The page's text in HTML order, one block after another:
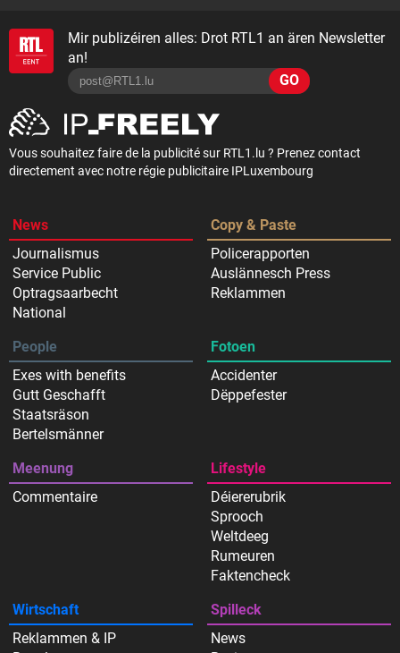
Mir publizéiren alles: Drot RTL1 an ären Newsletter
an!
GO
Vous souhaitez faire de la publicité sur RTL1.lu ? Prenez contact
directement avec notre régie publicitaire IPLuxembourg
News
Journalismus
Service Public
Optragsaarbecht
National
Copy & Paste
Policerapporten
Auslännesch Press
Reklammen
People
Exes with benefits
Gutt Geschafft
Staatsräson
Bertelsmänner
Fotoen
Accidenter
Dëppefester
Meenung
Commentaire
Lifestyle
Déiererubrik
Sprooch
Weltdeeg
Rumeuren
Faktencheck
Wirtschaft
Reklammen & IP
Spilleck
News